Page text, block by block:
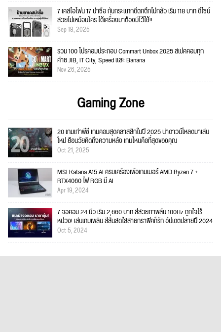
7 เคสไอโฟน 17 น่าซื้อ กันกระแทกดีตกตึกไม่กลัว เริ่ม 118 บาท ดีไซน์
สวยไม่เหมือนใคร ได้เครื่องมาต้องมีไว้ใช้!!
Sep 18, 2025
รวม 100 โปรคอมประกอบ Commart Unbox 2025 สเปคคอมทุก
ค่าย JIB, IT City, Speed และ Banana
Nov 26, 2025
Gaming Zone
20 เกมเก่าพีซี เกมคอมสุดคลาสสิกในปี 2025 น่าดาวน์โหลดมาเล่น
ใหม่ ย้อนวัยคิดถึงความหลัง เกมไหนคือที่สุดของคุณ
Oct 21, 2025
MSI Katana A15 AI ครบเครื่องเพื่อเกมเมอร์ AMD Ryzen 7 +
RTX4060 ไฟ RGB มี AI
Apr 19, 2024
7 จอคอม 24 นิ้ว เริ่ม 2,660 บาท สีสวยภาพลื่น 100Hz ถูกใจไร้
หน่วง! เล่นเกมเพลิน สีสันสดใสสายกราฟิคก็รัก อัปเดตปลายปี 2024
Oct 5, 2024